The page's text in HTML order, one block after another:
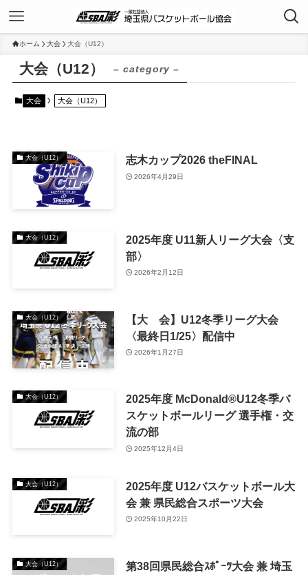
ホーム 大会 大会（U12）
大会（U12） – category –
大会 大会（U12）
大会（U12） 志木カップ2026 theFINAL
2026年4月29日
大会（U12）
2025年度 U11新人リーグ大会〈支
部〉
2026年2月12日
大会（U12）
【大 会】U12冬季リーグ大会
〈最終日1/25〉配信中
2026年1月27日
大会（U12）
2025年度 McDonald®️U12冬季バ
スケットボールリーグ 選⼿権・交
流の部
2025年12月4日
大会（U12）
2025年度 U12バスケットボール大
会 兼 県民総合スポーツ大会
2025年10月22日
大会（U12）
第38回県民総合ｽﾎﾟｰﾂ大会 兼 埼玉